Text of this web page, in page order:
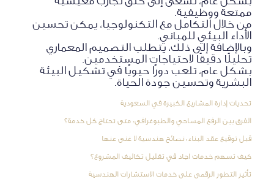
ممتعة ووظيفية.
من خلال التكامل مع التكنولوجيا، يمكن تحسين
الأداء البيئي للمباني.
وبالإضافة إلى ذلك، يتطلب التصميم المعماري
تحليلًا دقيقًا لاحتياجات المستخدمين.
بشكل عام، تلعب دورًا حيويًا في تشكيل البيئة
البشرية وتحسين جودة الحياة.
تحديات إدارة المشاريع الكبيرة في السعودية
الفرق بين الرفع المساحي والطبوغرافي: متى تحتاج كل خدمة؟
قبل توقيع عقد البناء: نصائح هندسية لا غنى عنها
كيف تسهم خدمات اجاد في تقليل تكاليف المشروع؟
تأثير التطور الرقمي على خدمات الاستشارات الهندسية